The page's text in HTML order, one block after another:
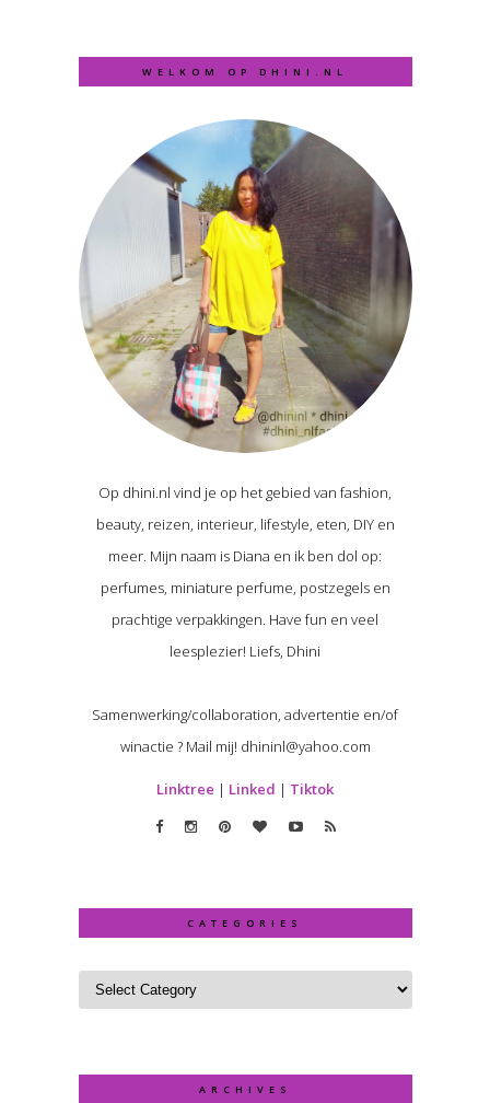
WELKOM OP DHINI.NL
Op dhini.nl vind je op het gebied van fashion,
beauty, reizen, interieur, lifestyle, eten, DIY en
meer. Mijn naam is Diana en ik ben dol op:
perfumes, miniature perfume, postzegels en
prachtige verpakkingen. Have fun en veel
leesplezier! Liefs, Dhini
Samenwerking/collaboration, advertentie en/of
winactie ? Mail mij! dhininl@yahoo.com
Linktree | Linked | Tiktok
CATEGORIES
ARCHIVES